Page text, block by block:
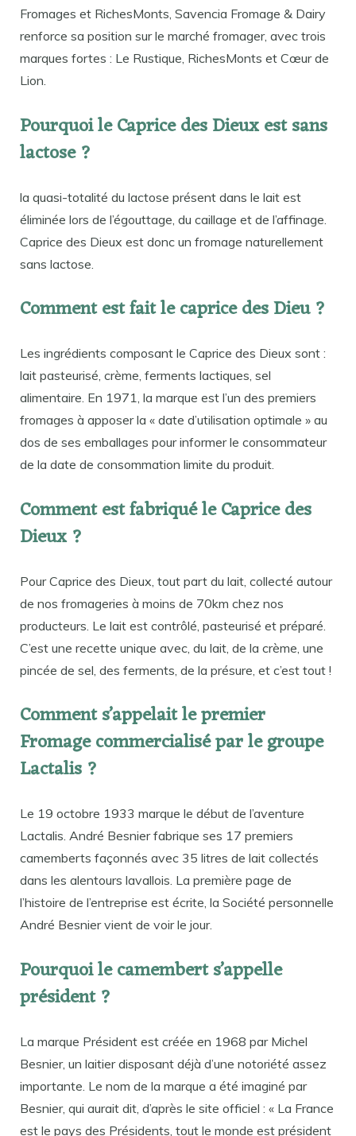
Fromages et RichesMonts, Savencia Fromage & Dairy
renforce sa position sur le marché fromager, avec trois
marques fortes : Le Rustique, RichesMonts et Cœur de
Lion.
Pourquoi le Caprice des Dieux est sans
lactose ?
la quasi-totalité du lactose présent dans le lait est
éliminée lors de l’égouttage, du caillage et de l’affinage.
Caprice des Dieux est donc un fromage naturellement
sans lactose.
Comment est fait le caprice des Dieu ?
Les ingrédients composant le Caprice des Dieux sont :
lait pasteurisé, crème, ferments lactiques, sel
alimentaire. En 1971, la marque est l’un des premiers
fromages à apposer la « date d’utilisation optimale » au
dos de ses emballages pour informer le consommateur
de la date de consommation limite du produit.
Comment est fabriqué le Caprice des
Dieux ?
Pour Caprice des Dieux, tout part du lait, collecté autour
de nos fromageries à moins de 70km chez nos
producteurs. Le lait est contrôlé, pasteurisé et préparé.
C’est une recette unique avec, du lait, de la crème, une
pincée de sel, des ferments, de la présure, et c’est tout !
Comment s’appelait le premier
Fromage commercialisé par le groupe
Lactalis ?
Le 19 octobre 1933 marque le début de l’aventure
Lactalis. André Besnier fabrique ses 17 premiers
camemberts façonnés avec 35 litres de lait collectés
dans les alentours lavallois. La première page de
l’histoire de l’entreprise est écrite, la Société personnelle
André Besnier vient de voir le jour.
Pourquoi le camembert s’appelle
président ?
La marque Président est créée en 1968 par Michel
Besnier, un laitier disposant déjà d’une notoriété assez
importante. Le nom de la marque a été imaginé par
Besnier, qui aurait dit, d’après le site officiel : « La France
est le pays des Présidents, tout le monde est président